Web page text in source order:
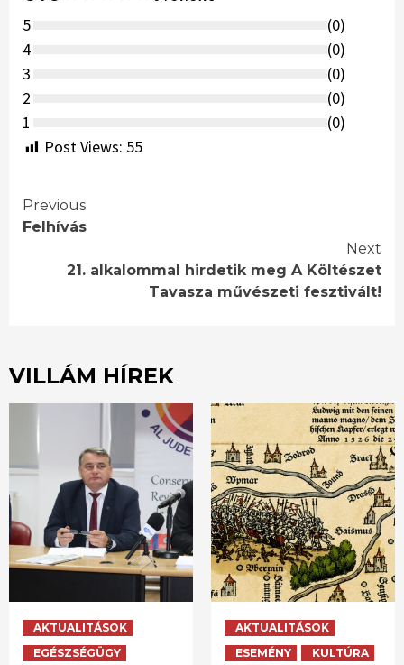
5
(0)
4
(0)
3
(0)
2
(0)
1
(0)
Post Views: 55
Continue
Previous
Felhívás
Next
21. alkalommal hirdetik meg A Költészet
Tavasza művészeti fesztivált!
VILLÁM HÍREK
AKTUALITÁSOK
EGÉSZSÉGÜGY
AKTUALITÁSOK
ESEMÉNY
KULTÚRA